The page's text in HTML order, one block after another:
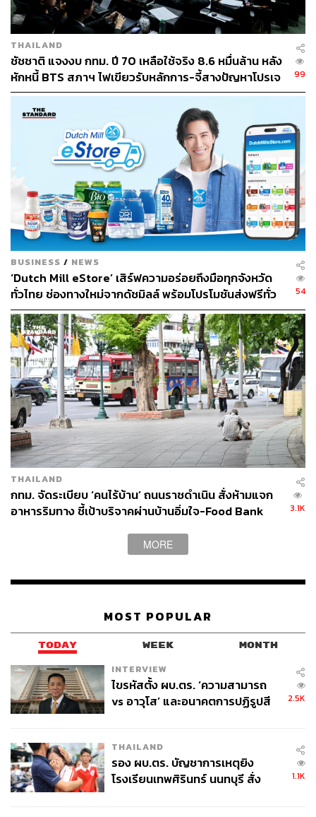
THAILAND
ชัชชาติ แจงงบ กทม. ปี 70 เหลือใช้จริง 8.6 หมื่นล้าน หลัง
หักหนี้ BTS สภาฯ ไฟเขียวรับหลักการ-จี้สางปัญหาโปรเจ
กต์ล่าช้า
99
BUSINESS / NEWS
‘Dutch Mill eStore’ เสิร์ฟความอร่อยถึงมือทุกจังหวัด
ทั่วไทย ช่องทางใหม่จากดัชมิลล์ พร้อมโปรโมชันส่งฟรีทั่ว
ประเทศ ส่งไว สั่งก่อนเที่ยง ได้ของวันถัดไป ส่งสินค้าแบบ
เย็นตรงจากโรงงาน [ADVERTORIAL]
54
THAILAND
กทม. จัดระเบียบ ‘คนไร้บ้าน’ ถนนราชดำเนิน สั่งห้ามแจก
อาหารริมทาง ชี้เป้าบริจาคผ่านบ้านอิ่มใจ-Food Bank
3.1K
MORE
MOST POPULAR
TODAY WEEK MONTH
INTERVIEW
ไขรหัสตั้ง ผบ.ตร. ‘ความสามารถ
vs อาวุโส’ และอนาคตการปฏิรูปสี
2.5K
THAILAND
รอง ผบ.ตร. บัญชาการเหตุยิง
โรงเรียนเทพศิรินทร์ นนทบุรี สั่ง
1.1K